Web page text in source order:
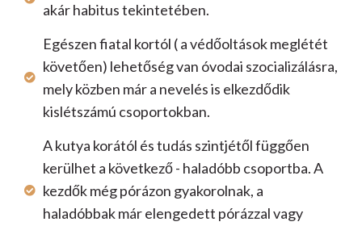
akár habitus tekintetében.
Egészen fiatal kortól ( a védőoltások meglétét
követően) lehetőség van óvodai szocializálásra,
mely közben már a nevelés is elkezdődik
kislétszámú csoportokban.
A kutya korától és tudás szintjétől függően
kerülhet a következő - haladóbb csoportba. A
kezdők még pórázon gyakorolnak, a
haladóbbak már elengedett pórázzal vagy